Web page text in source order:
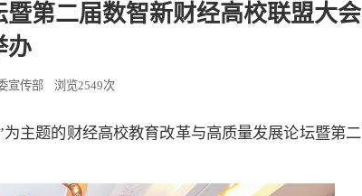
第二届数智新财经高校联盟大会
办
宣传部 浏览2549次
主题的财经高校教育改革与高质量发展论坛暨第二